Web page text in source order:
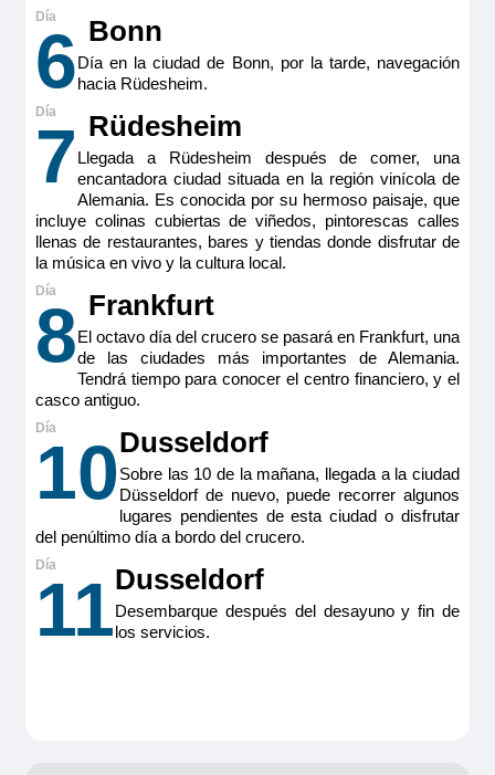
6 Bonn
Día en la ciudad de Bonn, por la tarde, navegación
hacia Rüdesheim.
7 Rüdesheim
Llegada a Rüdesheim después de comer, una
encantadora ciudad situada en la región vinícola de
Alemania. Es conocida por su hermoso paisaje, que
incluye colinas cubiertas de viñedos, pintorescas calles
llenas de restaurantes, bares y tiendas donde disfrutar de
la música en vivo y la cultura local.
8 Frankfurt
El octavo día del crucero se pasará en Frankfurt, una
de las ciudades más importantes de Alemania.
Tendrá tiempo para conocer el centro financiero, y el
casco antiguo.
10Dusseldorf
Sobre las 10 de la mañana, llegada a la ciudad
Düsseldorf de nuevo, puede recorrer algunos
lugares pendientes de esta ciudad o disfrutar
del penúltimo día a bordo del crucero.
11Dusseldorf
Desembarque después del desayuno y fin de
los servicios.